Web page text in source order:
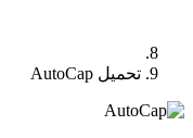
تحميل AutoCap